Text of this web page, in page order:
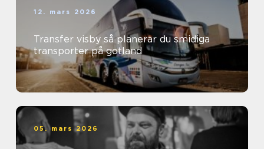
12. mars 2026
Transfer visby så planerar du smidiga
transporter på gotland
05. mars 2026